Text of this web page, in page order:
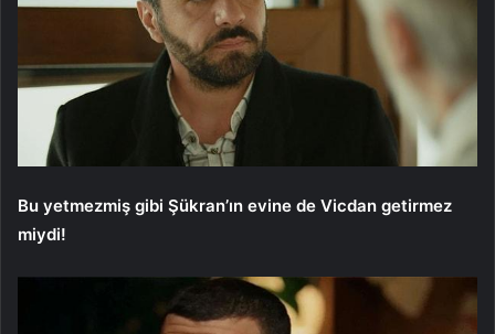
Bu yetmezmiş gibi Şükran’ın evine de Vicdan getirmez
miydi!